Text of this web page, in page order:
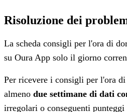
Risoluzione dei
La scheda consigli per l'ora di
su Oura App solo il giorno
Per ricevere i consigli per l'ora di
almeno due settimane di dati
irregolari o conseguenti punteggi